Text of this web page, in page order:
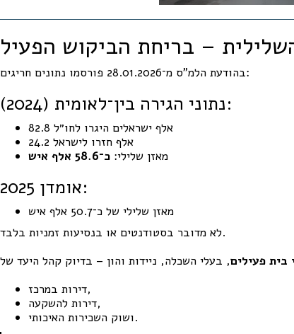
– בריחת הביקוש הפעיל
בהודעת הלמ"ס מ־28.01.2026 פורסמו נתונים חריגים:
נתוני הגירה בין־לאומית (2024):
82.8 אלף ישראלים היגרו לחו״ל
24.2 אלף חזרו לישראל
מאזן שלילי: כ־58.6 אלף איש
אומדן 2025:
מאזן שלילי של כ־50.7 אלף איש
לא מדובר בסטודנטים או בנסיעות זמניות בלבד.
בית פעילים
דירות במרכז,
דירות להשקעה,
ושוק השכירות האיכותי.